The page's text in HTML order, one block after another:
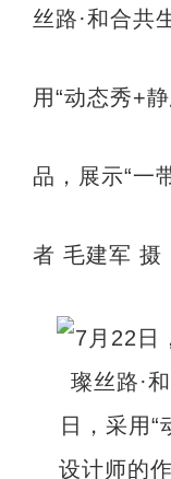
丝路·和合共
用“动态秀+
品，展示“一
者 毛建军 摄